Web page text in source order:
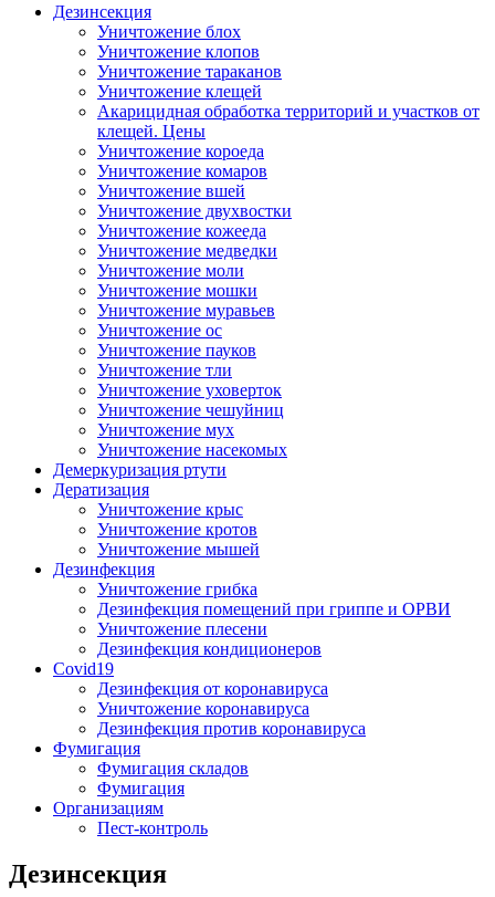
Дезинсекция
Уничтожение блох
Уничтожение клопов
Уничтожение тараканов
Уничтожение клещей
Акарицидная обработка территорий и участков от
клещей. Цены
Уничтожение короеда
Уничтожение комаров
Уничтожение вшей
Уничтожение двухвостки
Уничтожение кожееда
Уничтожение медведки
Уничтожение моли
Уничтожение мошки
Уничтожение муравьев
Уничтожение ос
Уничтожение пауков
Уничтожение тли
Уничтожение уховерток
Уничтожение чешуйниц
Уничтожение мух
Уничтожение насекомых
Демеркуризация ртути
Дератизация
Уничтожение крыс
Уничтожение кротов
Уничтожение мышей
Дезинфекция
Уничтожение грибка
Дезинфекция помещений при гриппе и ОРВИ
Уничтожение плесени
Дезинфекция кондиционеров
Covid19
Дезинфекция от коронавируса
Уничтожение коронавируса
Дезинфекция против коронавируса
Фумигация
Фумигация складов
Фумигация
Организациям
Пест-контроль
Дезинсекция